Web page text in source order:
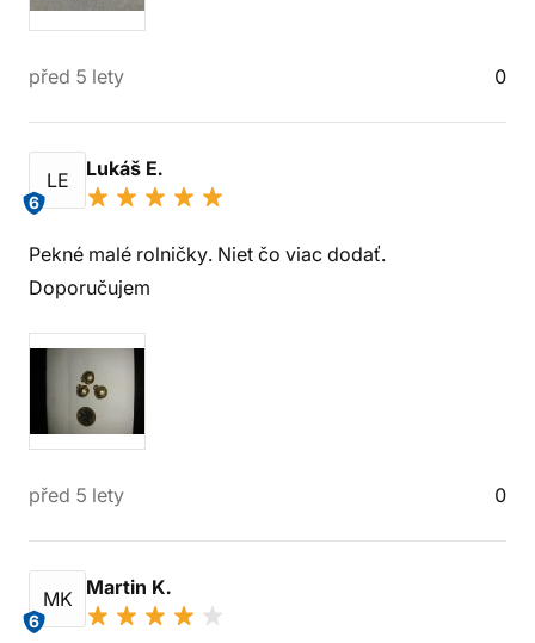
před 5 lety 0
LE
6
Lukáš E.
Pekné malé rolničky. Niet čo viac dodať.
Doporučujem
před 5 lety 0
MK
6
Martin K.